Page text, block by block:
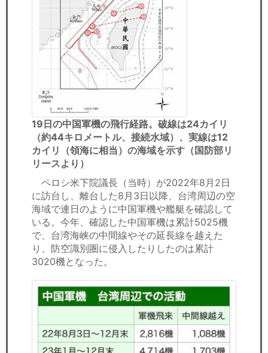
19日の中国軍機の飛行経路。破線は24カイリ
（約44キロメートル、接続水域）、実線は12
カイリ（領海に相当）の海域を示す（国防部リ
リースより）
ペロシ米下院議長（当時）が2022年8月2日
に訪台し、離台した8月3日以降、台湾周辺の空
海域で連日のように中国軍機や艦艇を確認して
いる。今年、確認した中国軍機は累計5025機
で、台湾海峡の中間線やその延長線を越えた
り、防空識別圏に侵入したりしたのは累計
3020機となった。